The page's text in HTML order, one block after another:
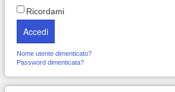
Ricordami
Accedi
Nome utente dimenticato?
Password dimenticata?